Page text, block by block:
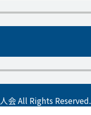
会 All Rights Reserved.